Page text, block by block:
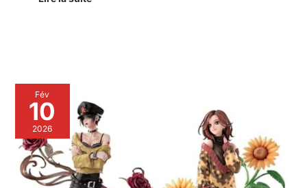
Fév
10
2026
Avis
sur
la
figurine
manga
Nana
Osaki
avec